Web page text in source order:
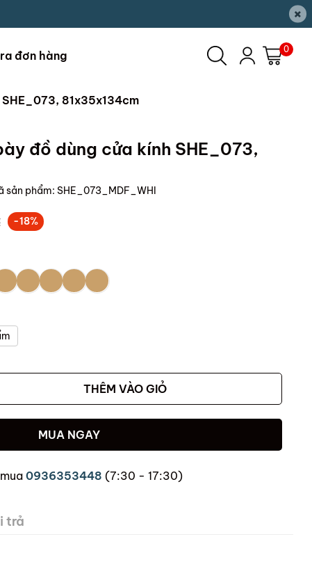
×
đơn hàng 0
81x35x134cm
đồ dùng cửa kính SHE_073,
sản phẩm: SHE_073_MDF_WHI
-18%
THÊM VÀO GIỎ
MUA NGAY
0936353448 (7:30 - 17:30)
trả